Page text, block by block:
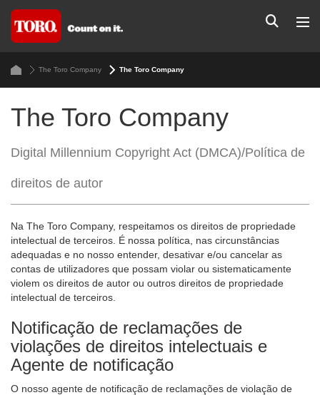
The Toro Company The Toro Company
The Toro Company
Digital Millennium Copyright Act (DMCA)/Política de
direitos de autor
Na The Toro Company, respeitamos os direitos de propriedade
intelectual de terceiros. É nossa política, nas circunstâncias
adequadas e no nosso entender, desativar e/ou cancelar as
contas de utilizadores que possam violar ou sistematicamente
violem os direitos de autor ou outros direitos de propriedade
intelectual de terceiros.
Notificação de reclamações de
violações de direitos intelectuais e
Agente de notificação
O nosso agente de notificação de reclamações de violação de